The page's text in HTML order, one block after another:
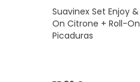
Suavinex Set Enjoy
On Citrone + Roll-
Picaduras